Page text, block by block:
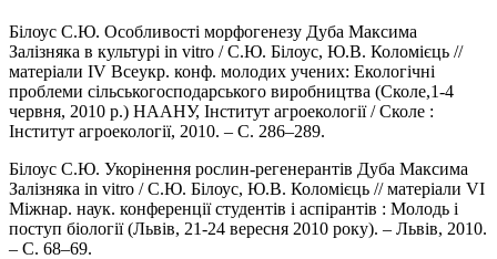
Білоус С.Ю. Особливості морфогенезу Дуба Максима
Залізняка в культурі in vitro / С.Ю. Білоус, Ю.В. Коломієць //
матеріали IV Всеукр. конф. молодих учених: Екологічні
проблеми сільськогосподарського виробництва (Сколе,1-4
червня, 2010 р.) НААНУ, Інститут агроекології / Сколе :
Інститут агроекології, 2010. – С. 286–289.
Білоус С.Ю. Укорінення рослин-регенерантів Дуба Максима
Залізняка in vitro / С.Ю. Білоус, Ю.В. Коломієць // матеріали VI
Міжнар. наук. конференції студентів і аспірантів : Молодь і
поступ біології (Львів, 21-24 вересня 2010 року). – Львів, 2010.
– С. 68–69.